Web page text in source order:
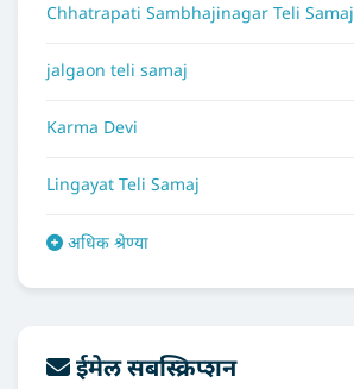
Chhatrapati Sambhajinagar Teli Samaj
jalgaon teli samaj
Karma Devi
Lingayat Teli Samaj
अधिक श्रेण्या
ईमेल सबस्क्रिप्शन